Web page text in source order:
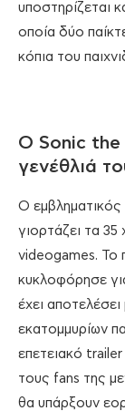
υποστηρίζεται
οποία δύο
κόπια του
Ο Sonic the
γενέθλιά
Ο εμβληματικός
γιορτάζει τα
videogames. Το
κυκλοφόρησε
έχει
εκατομμυρίων
επετειακό trailer
τους fans της
θα υπάρξουν